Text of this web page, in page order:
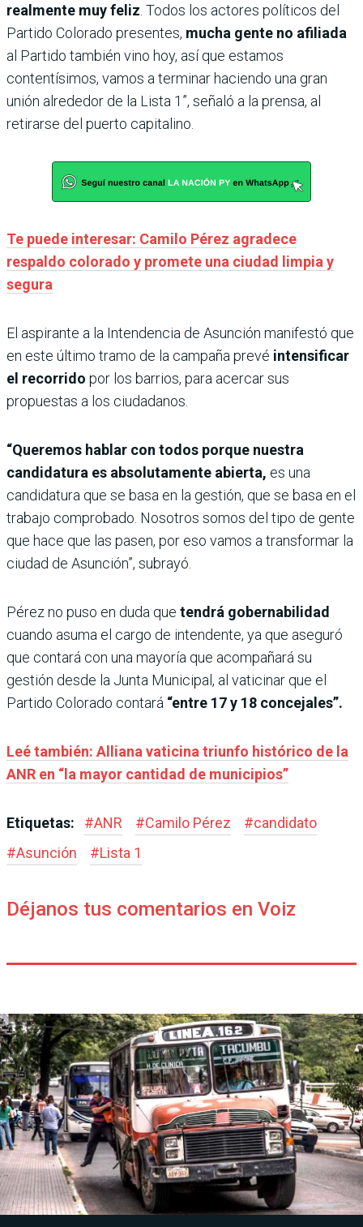
realmente muy feliz . Todos los actores políticos del
Partido Colorado presentes, mucha gente no afiliada
al Partido también vino hoy, así que estamos
contentísimos, vamos a terminar haciendo una gran
unión alrededor de la Lista 1”, señaló a la prensa, al
retirarse del puerto capitalino.
Te puede interesar: Camilo Pérez agradece
respaldo colorado y promete una ciudad limpia y
segura
El aspirante a la Intendencia de Asunción manifestó que
en este último tramo de la campaña prevé intensificar
el recorrido por los barrios, para acercar sus
propuestas a los ciudadanos.
“Queremos hablar con todos porque nuestra
candidatura es absolutamente abierta, es una
candidatura que se basa en la gestión, que se basa en el
trabajo comprobado. Nosotros somos del tipo de gente
que hace que las pasen, por eso vamos a transformar la
ciudad de Asunción”, subrayó.
Pérez no puso en duda que tendrá gobernabilidad
cuando asuma el cargo de intendente, ya que aseguró
que contará con una mayoría que acompañará su
gestión desde la Junta Municipal, al vaticinar que el
Partido Colorado contará “entre 17 y 18 concejales”.
Leé también: Alliana vaticina triunfo histórico de la
ANR en “la mayor cantidad de municipios”
Etiquetas: #ANR #Camilo Pérez #candidato
#Asunción #Lista 1
Déjanos tus comentarios en Voiz